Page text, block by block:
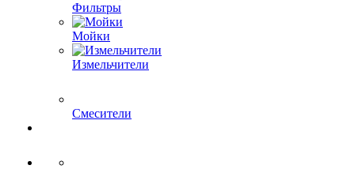
Фильтры
Мойки
Измельчители
Смесители